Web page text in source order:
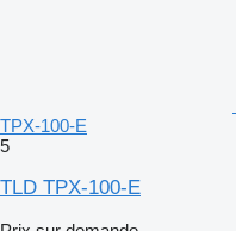
TPX-100-E
5
TLD TPX-100-E